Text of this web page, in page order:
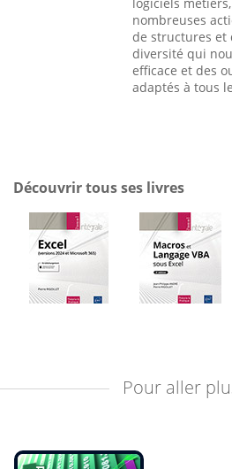
nombreuses
de structures et
diversité qui
efficace et des
adaptés à tous
Découvrir tous ses livres
Pour aller